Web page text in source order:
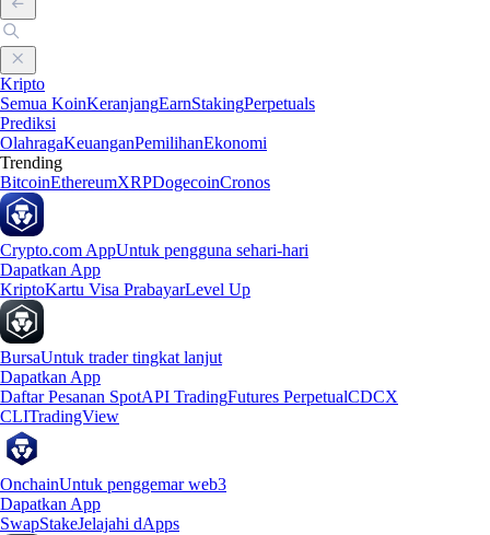
Kripto
Semua KoinKeranjangEarnStakingPerpetuals
Prediksi
OlahragaKeuanganPemilihanEkonomi
Trending
BitcoinEthereumXRPDogecoinCronos
Crypto.com AppUntuk pengguna sehari-hari
Dapatkan App
KriptoKartu Visa PrabayarLevel Up
BursaUntuk trader tingkat lanjut
Dapatkan App
Daftar Pesanan SpotAPI TradingFutures PerpetualCDCX
CLITradingView
OnchainUntuk penggemar web3
Dapatkan App
SwapStakeJelajahi dApps